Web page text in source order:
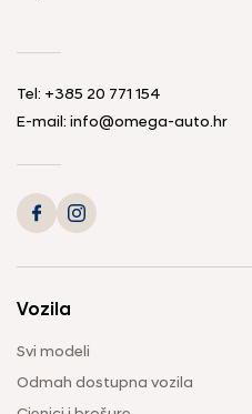
Tel: +385 20 771 154
E-mail: info@omega-auto.hr
Vozila
Svi modeli
Odmah dostupna vozila